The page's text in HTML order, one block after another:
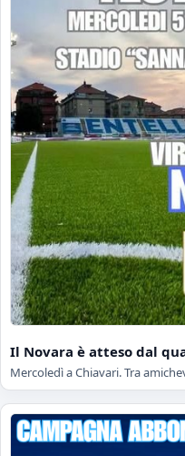
Il Novara è atteso dal
Mercoledì a Chiavari. Tra